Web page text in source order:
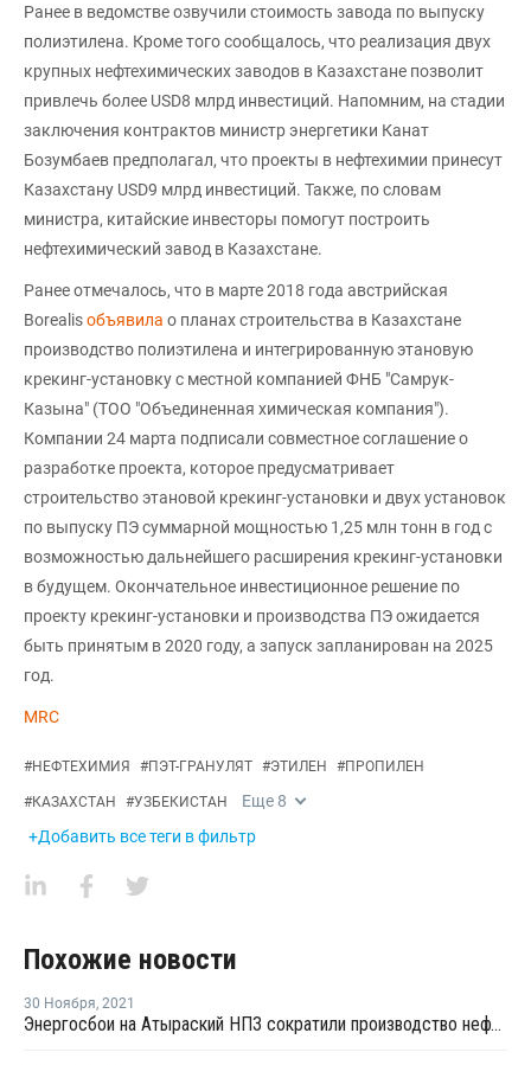
Ранее в ведомстве озвучили стоимость завода по выпуску
полиэтилена. Кроме того сообщалось, что реализация двух
крупных нефтехимических заводов в Казахстане позволит
привлечь более USD8 млрд инвестиций. Напомним, на стадии
заключения контрактов министр энергетики Канат
Бозумбаев предполагал, что проекты в нефтехимии принесут
Казахстану USD9 млрд инвестиций. Также, по словам
министра, китайские инвесторы помогут построить
нефтехимический завод в Казахстане.
Ранее отмечалось, что в марте 2018 года австрийская
Borealisобъявила о планах строительства в Казахстане
производство полиэтилена и интегрированную этановую
крекинг-установку с местной компанией ФНБ "Самрук-
Казына" (ТОО "Объединенная химическая компания").
Компании 24 марта подписали совместное соглашение о
разработке проекта, которое предусматривает
строительство этановой крекинг-установки и двух установок
по выпуску ПЭ суммарной мощностью 1,25 млн тонн в год с
возможностью дальнейшего расширения крекинг-установки
в будущем. Окончательное инвестиционное решение по
проекту крекинг-установки и производства ПЭ ожидается
быть принятым в 2020 году, а запуск запланирован на 2025
год.
MRC
#НЕФТЕХИМИЯ #ПЭТ-ГРАНУЛЯТ #ЭТИЛЕН #ПРОПИЛЕН
#КАЗАХСТАН #УЗБЕКИСТАН Еще 8
+Добавить все теги в фильтр
Похожие новости
30 Ноября, 2021
Энергосбои на Атыраский НПЗ сократили производство нефтепродукции в 2 раза